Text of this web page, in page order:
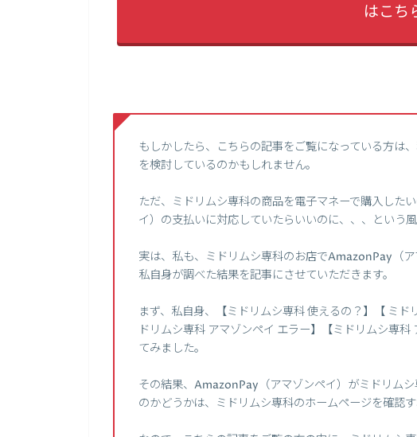
はこち
もしかしたら、こちらの記事をご覧になっている方は
を検討しているのかもしれません。
ただ、ミドリムシ専科の商品を電子マネーで購入した
イ）の支払いに対応していたらいいのに、、、という
実は、私も、ミドリムシ専科のお店でAmazonPay（ア
私自身が調べた結果を記事にさせていただきます。
まず、私自身、【ミドリムシ専科 使えるの？】【 ミ
ドリムシ専科 アマゾンペイ エラー】【ミドリムシ専
てみました。
その結果、AmazonPay（アマゾンペイ）がミドリム
のかどうかは、ミドリムシ専科のホームページを確認